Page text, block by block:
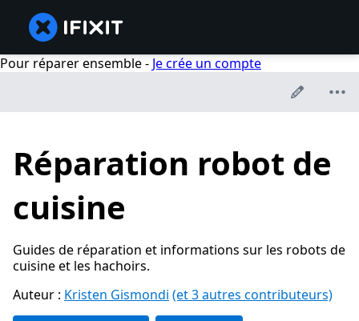
Pour réparer ensemble - Je crée un compte
Réparation robot de
cuisine
Guides de réparation et informations sur les robots de
cuisine et les hachoirs.
Auteur : Kristen Gismondi (et 3 autres contributeurs)